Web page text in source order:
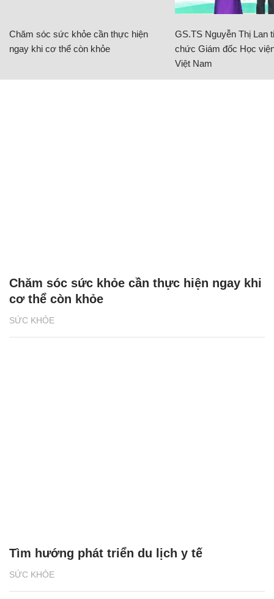
Chăm sóc sức khỏe cần thực hiện
ngay khi cơ thể còn khỏe
GS.TS Nguyễn Thị Lan
chức Giám đốc Học
Việt Nam
SỨC KHỎE
Chăm sóc sức khỏe cần thực hiện ngay khi
cơ thể còn khỏe
SỨC KHỎE
Tìm hướng phát triển du lịch y tế